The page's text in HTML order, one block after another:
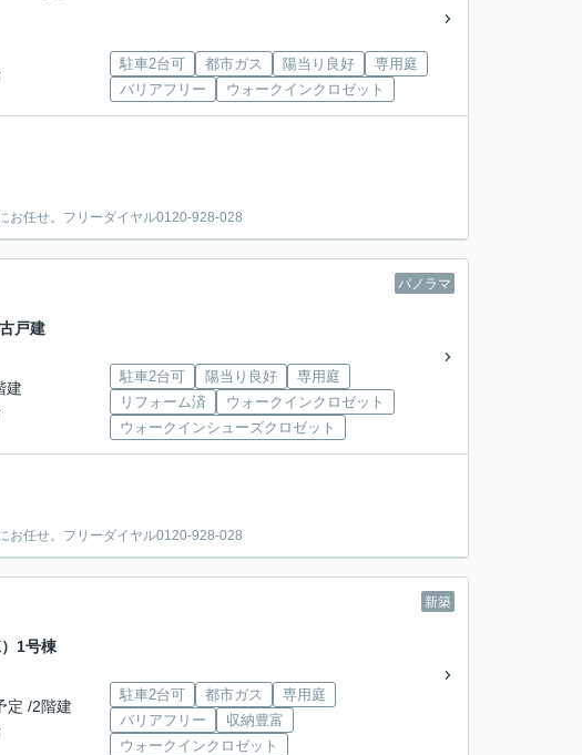
駐車2台可 都市ガス 陽当り良好
専用庭
バリアフリー
ウォークインクロゼット
せ。フリーダイヤル0120-928-028
パノラマ
戸建
建
駐車2台可 陽当り良好
専用庭
リフォーム済
ウォークインクロゼット
ウォークインシューズクロゼット
せ。フリーダイヤル0120-928-028
新築
1号棟
定 /2階建
駐車2台可 都市ガス
専用庭
バリアフリー
収納豊富
ウォークインクロゼット